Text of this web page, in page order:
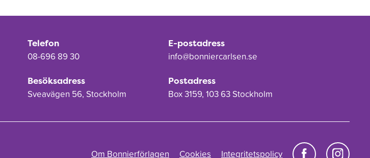
Telefon
08-696 89 30
E-postadress
info@bonniercarlsen.se
Besöksadress
Sveavägen 56, Stockholm
Postadress
Box 3159, 103 63 Stockholm
Om Bonnierförlagen Cookies Integritetspolicy